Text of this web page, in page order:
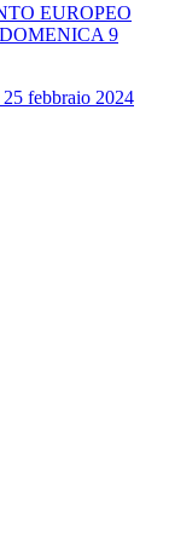
EUROPEO
9
febbraio 2024